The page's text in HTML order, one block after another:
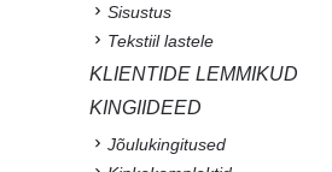
Sisustus
Tekstiil lastele
KLIENTIDE LEMMIKUD
KINGIIDEED
Jõulukingitused